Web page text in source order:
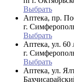
Выбрать
Аптека, пр.
г.
Выбрать
Аптека, ул. 60
г.
Выбрать
Аптека, ул.